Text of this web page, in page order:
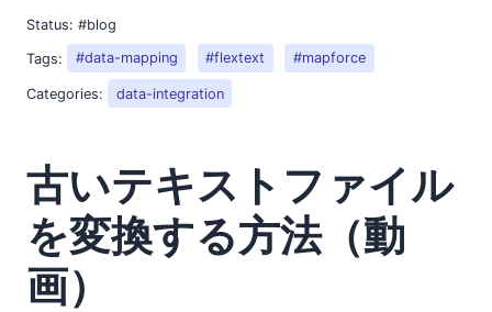
古いテキストファイルを変換する方法（動画）
04
05
09
10
11
12
2019
Status: #blog
Tags:
#data-mapping #flextext #mapforce
Categories: data-integration
古いテキストファイル
を変換する方法（動
画）